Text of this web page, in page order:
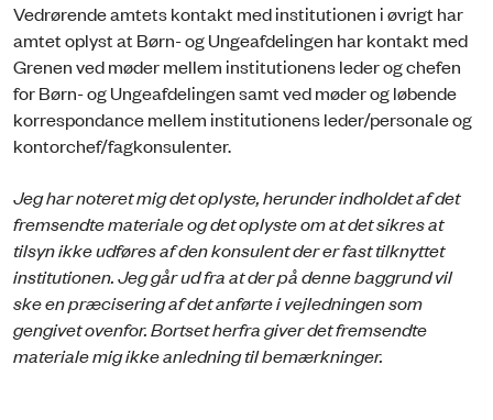
Vedrørende amtets kontakt med institutionen i øvrigt har
amtet oplyst at Børn- og Ungeafdelingen har kontakt med
Grenen ved møder mellem institutionens leder og chefen
for Børn- og Ungeafdelingen samt ved møder og løbende
korrespondance mellem institutionens leder/personale og
kontorchef/fagkonsulenter.
Jeg har noteret mig det oplyste, herunder indholdet af det
fremsendte materiale og det oplyste om at det sikres at
tilsyn ikke udføres af den konsulent der er fast tilknyttet
institutionen. Jeg går ud fra at der på denne baggrund vil
ske en præcisering af det anførte i vejledningen som
gengivet ovenfor. Bortset herfra giver det fremsendte
materiale mig ikke anledning til bemærkninger.